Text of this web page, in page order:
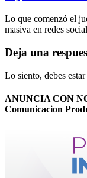
Lo que comenzó el
masiva en redes
Deja una
Lo siento, debes estar
ANUNCIA CON
Comunicacion